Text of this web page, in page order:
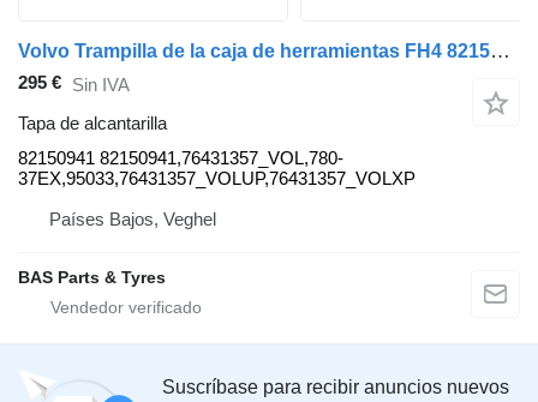
Volvo Trampilla de la caja de herramientas FH4 82150941 tapa de alcantarilla para Volvo FH4 camión
295 € Sin IVA
Tapa de alcantarilla
82150941 82150941,76431357_VOL,780-
37EX,95033,76431357_VOLUP,76431357_VOLXP
Países Bajos, Veghel
BAS Parts & Tyres
Suscríbase para recibir anuncios nuevos